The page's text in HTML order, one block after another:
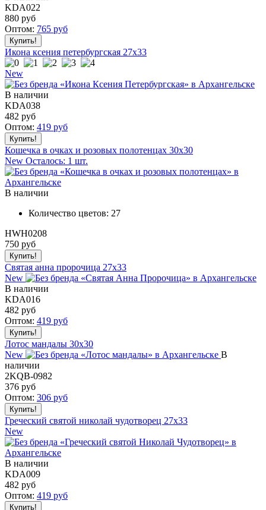
KDA022
880 руб
Оптом: 765 руб
Икона ксения петербургская 27x33
New
В наличии
KDA038
482 руб
Оптом: 419 руб
Кошечка в очках и розовых полотенцах 30x30
New Осталось: 1 шт.
В наличии
Количество цветов: 27
HWH0208
750 руб
Святая анна пророчица 27x33
New
В наличии
KDA016
482 руб
Оптом: 419 руб
Лотос мандалы 30x30
New
В
наличии
2KQB-0982
376 руб
Оптом: 306 руб
Греческий святой николай чудотворец 27x33
New
В наличии
KDA009
482 руб
Оптом: 419 руб